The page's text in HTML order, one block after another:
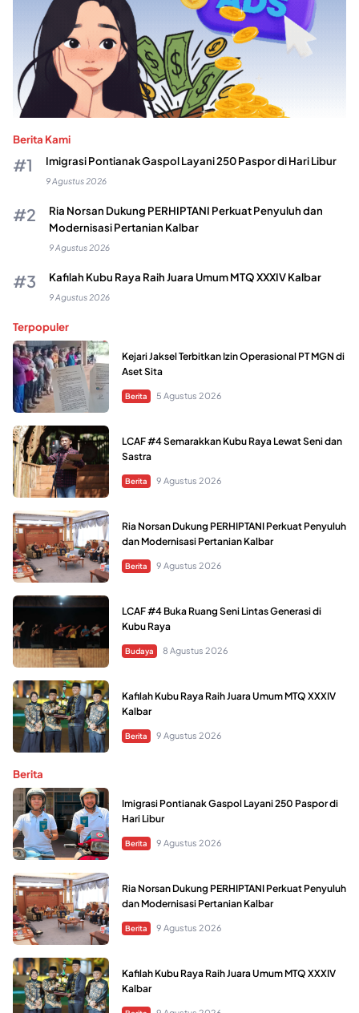
Berita Kami
Imigrasi Pontianak Gaspol Layani 250 Paspor di Hari Libur
9 Agustus 2026
Ria Norsan Dukung PERHIPTANI Perkuat Penyuluh dan
Modernisasi Pertanian Kalbar
9 Agustus 2026
Kafilah Kubu Raya Raih Juara Umum MTQ XXXIV Kalbar
9 Agustus 2026
Terpopuler
Kejari Jaksel Terbitkan Izin Operasional PT MGN di
Aset Sita
Berita 5 Agustus 2026
LCAF #4 Semarakkan Kubu Raya Lewat Seni dan
Sastra
Berita 9 Agustus 2026
Ria Norsan Dukung PERHIPTANI Perkuat Penyuluh
dan Modernisasi Pertanian Kalbar
Berita 9 Agustus 2026
LCAF #4 Buka Ruang Seni Lintas Generasi di
Kubu Raya
Budaya 8 Agustus 2026
Kafilah Kubu Raya Raih Juara Umum MTQ XXXIV
Kalbar
Berita 9 Agustus 2026
Berita
Imigrasi Pontianak Gaspol Layani 250 Paspor di
Hari Libur
Berita 9 Agustus 2026
Ria Norsan Dukung PERHIPTANI Perkuat Penyuluh
dan Modernisasi Pertanian Kalbar
Berita 9 Agustus 2026
Kafilah Kubu Raya Raih Juara Umum MTQ XXXIV
Kalbar